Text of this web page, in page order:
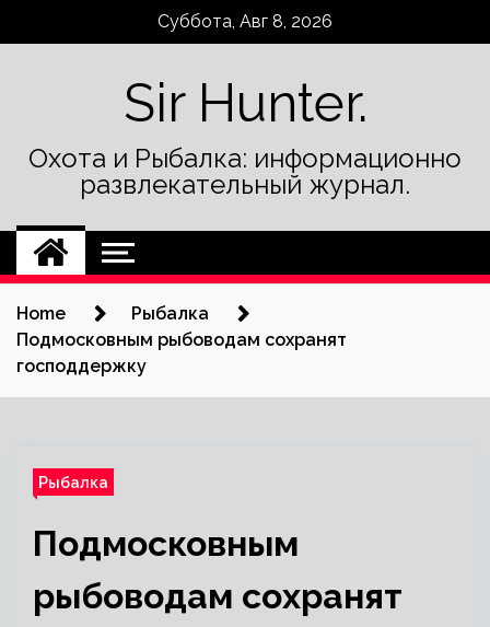
Суббота, Авг 8, 2026
Sir Hunter.
Охота и Рыбалка: информационно
развлекательный журнал.
Home
Рыбалка
Подмосковным рыбоводам сохранят
господдержку
Рыбалка
Подмосковным
рыбоводам сохранят